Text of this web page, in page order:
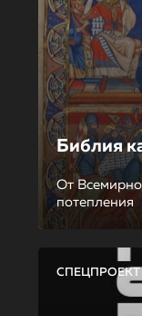
Библия
От
потепления
СПЕЦПРОЕКТ